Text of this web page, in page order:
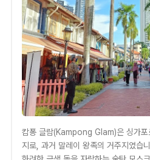
캄퐁 글람(Kampong Glam)은 싱가포
지로, 과거 말레이 왕족의 거주지였습